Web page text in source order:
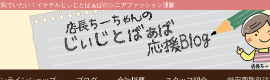
でいたい！イケテルじぃじとばぁばのシニアファッション通販